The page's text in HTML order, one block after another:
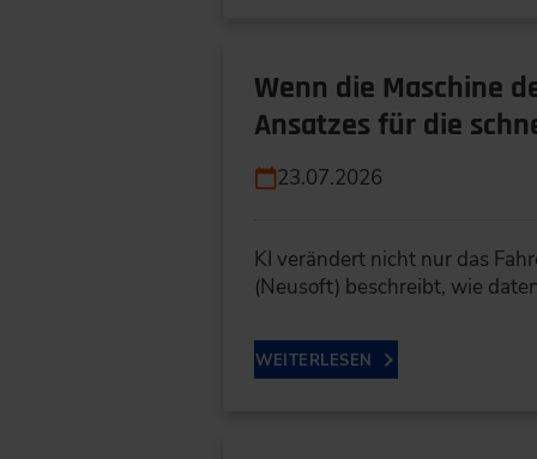
Wenn die Maschine
Ansatzes für die
23.07.2026
KI verändert nicht nur das
(Neusoft) beschreibt, wie
WEITERLESEN